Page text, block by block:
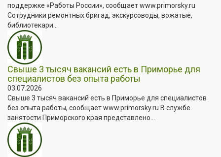
поддержке «Работы России», сообщает www.primorsky.ru
Сотрудники ремонтных бригад, экскурсоводы, вожатые,
библиотекари...
Свыше 3 тысяч вакансий есть в Приморье для
специалистов без опыта работы
03.07.2026
Свыше 3 тысяч вакансий есть в Приморье для специалистов
без опыта работы, сообщает www.primorsky.ru В службе
занятости Приморского края представлено...